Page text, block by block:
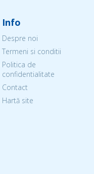
Info
Despre noi
Termeni si conditii
Politica de
confidentialitate
Contact
Hartă site